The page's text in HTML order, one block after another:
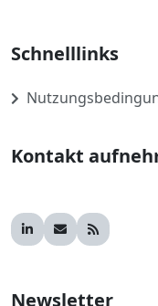
Schnelllinks
Kontakt
Newsletter